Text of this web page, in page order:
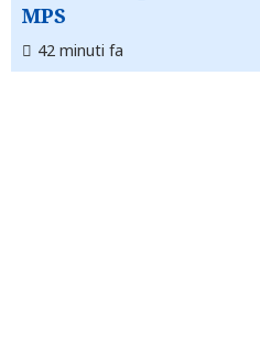
MPS
42 minuti fa